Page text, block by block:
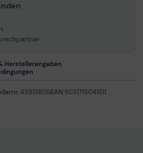
Herstellerangaben
43913805EAN:5031713041511